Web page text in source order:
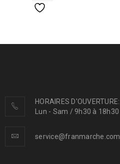
HORAIRES D'OUVERTURE:
Lun - Sam / 9h30 à 18h30
service@franmarche.com